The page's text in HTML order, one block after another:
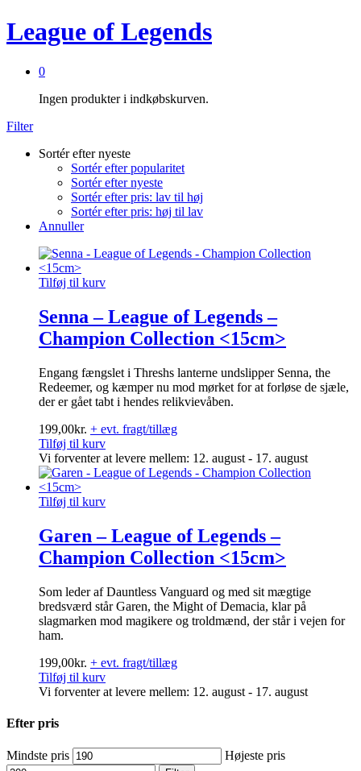
League of Legends
0
Ingen produkter i indkøbskurven.
Filter
Sortér efter nyeste
Sortér efter popularitet
Sortér efter nyeste
Sortér efter pris: lav til høj
Sortér efter pris: høj til lav
Annuller
Tilføj til kurv
Senna – League of Legends –
Champion Collection <15cm>
Engang fængslet i Threshs lanterne undslipper Senna, the
Redeemer, og kæmper nu mod mørket for at forløse de sjæle,
der er gået tabt i hendes relikvievåben.
199,00kr. + evt. fragt/tillæg
Tilføj til kurv
Vi forventer at levere mellem: 12. august - 17. august
Tilføj til kurv
Garen – League of Legends –
Champion Collection <15cm>
Som leder af Dauntless Vanguard og med sit mægtige
bredsværd står Garen, the Might of Demacia, klar på
slagmarken mod magikere og troldmænd, der står i vejen for
ham.
199,00kr. + evt. fragt/tillæg
Tilføj til kurv
Vi forventer at levere mellem: 12. august - 17. august
Efter pris
Mindste pris Højeste pris